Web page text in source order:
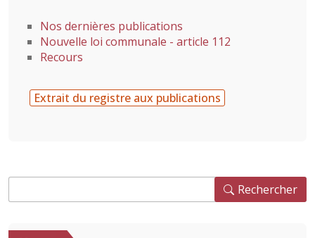
Nos dernières publications
Nouvelle loi communale - article 112
Recours
Extrait du registre aux publications
Rechercher